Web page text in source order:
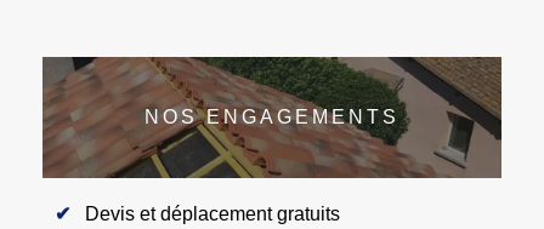
NOS ENGAGEMENTS
Devis et déplacement gratuits